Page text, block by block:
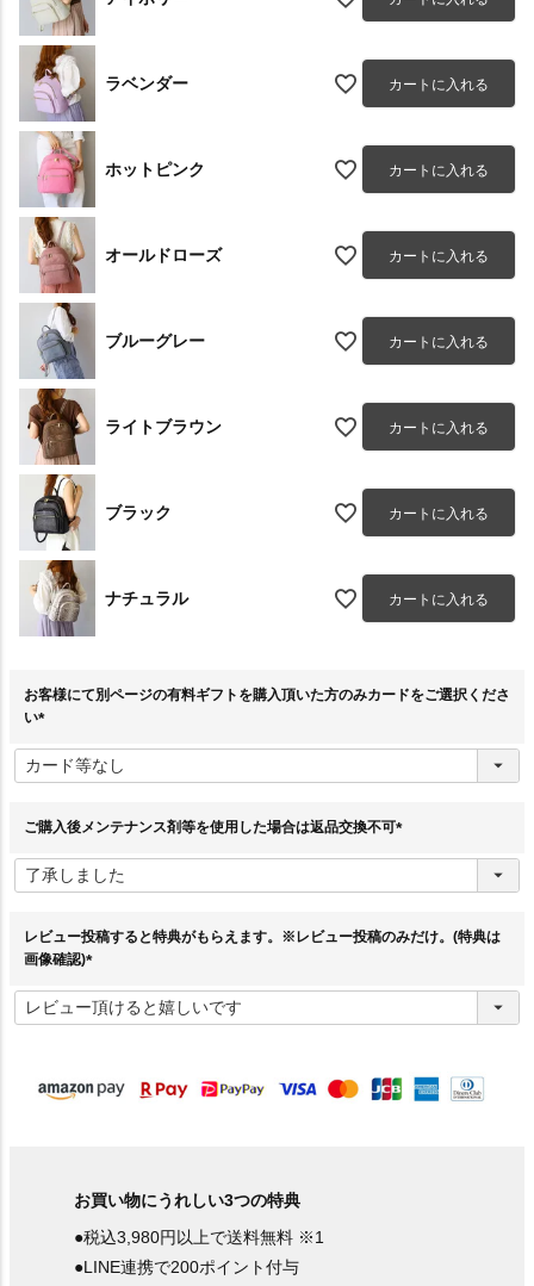
ラベンダー カートに入れる
ホットピンク カートに入れる
オールドローズ カートに入れる
ブルーグレー カートに入れる
ライトブラウン カートに入れる
ブラック カートに入れる
ナチュラル カートに入れる
お客様にて別ページの有料ギフトを購入頂いた方のみカードをご選択くださ
い
必
須
ご購入後メンテナンス剤等を使用した場合は返品交換不可
須
レビュー投稿すると特典がもらえます。※レビュー投稿のみだけ。(特典は
画像確認)
必
須
お買い物にうれしい3つの特典
●税込3,980円以上で送料無料 ※1
●LINE連携で200ポイント付与